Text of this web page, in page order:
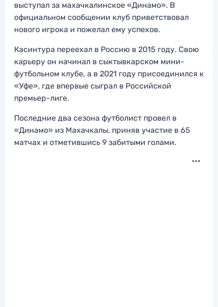
выступал за махачкалинское «Динамо». В
официальном сообщении клуб приветствовал
нового игрока и пожелал ему успехов.
Касинтура переехал в Россию в 2015 году. Свою
карьеру он начинал в сыктывкарском мини-
футбольном клубе, а в 2021 году присоединился к
«Уфе», где впервые сыграл в Российской
премьер-лиге.
Последние два сезона футболист провел в
«Динамо» из Махачкалы, приняв участие в 65
матчах и отметившись 9 забитыми голами.